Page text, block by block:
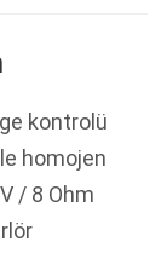
kontrolü
homojen
/ 8 Ohm